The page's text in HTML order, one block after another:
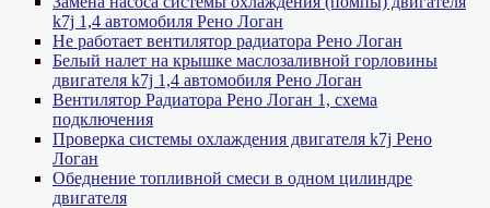
k7j 1,4 автомобиля Рено Логан
Не работает вентилятор радиатора Рено Логан
Белый налет на крышке маслозаливной горловины
двигателя k7j 1,4 автомобиля Рено Логан
Вентилятор Радиатора Рено Логан 1, схема
подключения
Проверка системы охлаждения двигателя k7j Рено
Логан
Обеднение топливной смеси в одном цилиндре
двигателя